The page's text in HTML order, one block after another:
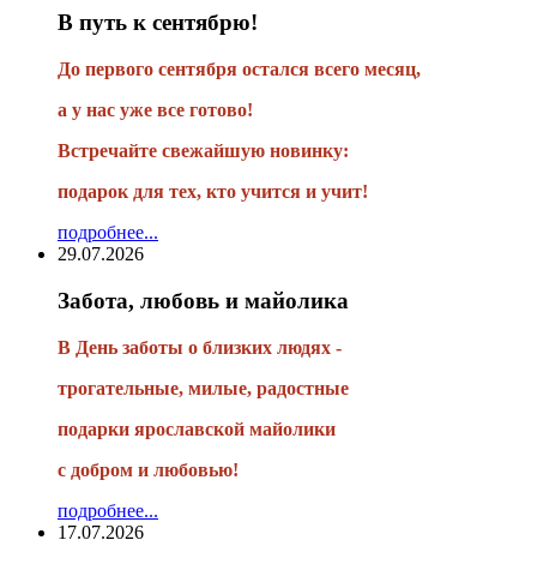
В путь к сентябрю!
До первого сентября остался всего месяц,
а у нас уже все готово!
Встречайте свежайшую новинку:
подарок для тех, кто учится и учит!
подробнее...
29.07.2026
Забота, любовь и майолика
В День заботы о близких людях -
трогательные, милые, радостные
подарки ярославской майолики
с добром и любовью!
подробнее...
17.07.2026